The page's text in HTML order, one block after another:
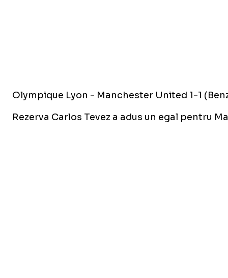
Olympique Lyon - Manchester United 1-1
Rezerva Carlos Tevez a adus un egal pentru